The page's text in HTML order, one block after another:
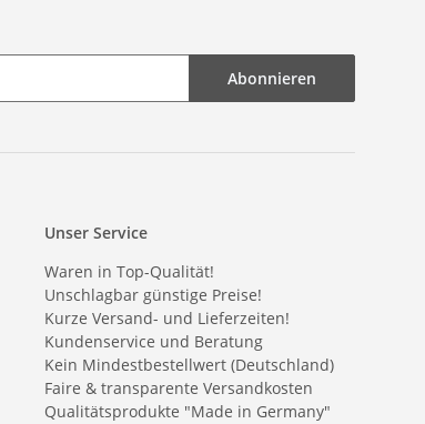
Abonnieren
Unser Service
Waren in Top-Qualität!
Unschlagbar günstige Preise!
Kurze Versand- und Lieferzeiten!
Kundenservice und Beratung
Kein Mindestbestellwert (Deutschland)
Faire & transparente Versandkosten
Qualitätsprodukte "Made in Germany"